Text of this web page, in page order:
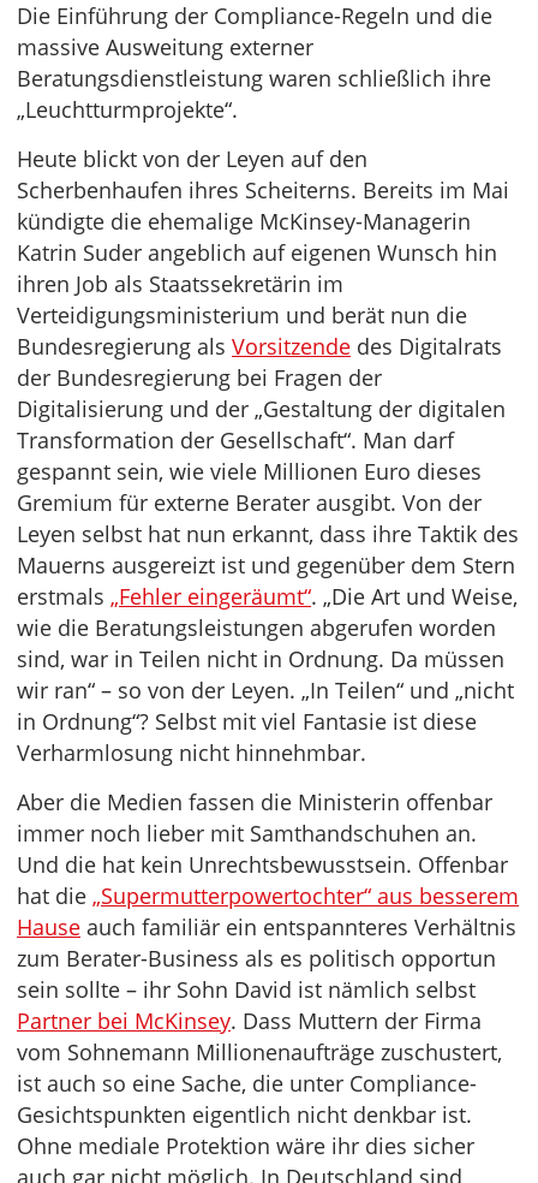
Die Einführung der Compliance-Regeln und die
massive Ausweitung externer
Beratungsdienstleistung waren schließlich ihre
„Leuchtturmprojekte“.
Heute blickt von der Leyen auf den
Scherbenhaufen ihres Scheiterns. Bereits im Mai
kündigte die ehemalige McKinsey-Managerin
Katrin Suder angeblich auf eigenen Wunsch hin
ihren Job als Staatssekretärin im
Verteidigungsministerium und berät nun die
Bundesregierung als Vorsitzende des Digitalrats
der Bundesregierung bei Fragen der
Digitalisierung und der „Gestaltung der digitalen
Transformation der Gesellschaft“. Man darf
gespannt sein, wie viele Millionen Euro dieses
Gremium für externe Berater ausgibt. Von der
Leyen selbst hat nun erkannt, dass ihre Taktik des
Mauerns ausgereizt ist und gegenüber dem Stern
erstmals „Fehler eingeräumt“. „Die Art und Weise,
wie die Beratungsleistungen abgerufen worden
sind, war in Teilen nicht in Ordnung. Da müssen
wir ran“ – so von der Leyen. „In Teilen“ und „nicht
in Ordnung“? Selbst mit viel Fantasie ist diese
Verharmlosung nicht hinnehmbar.
Aber die Medien fassen die Ministerin offenbar
immer noch lieber mit Samthandschuhen an.
Und die hat kein Unrechtsbewusstsein. Offenbar
hat die „Supermutterpowertochter“ aus besserem
Hause auch familiär ein entspannteres Verhältnis
zum Berater-Business als es politisch opportun
sein sollte – ihr Sohn David ist nämlich selbst
Partner bei McKinsey. Dass Muttern der Firma
vom Sohnemann Millionenaufträge zuschustert,
ist auch so eine Sache, die unter Compliance-
Gesichtspunkten eigentlich nicht denkbar ist.
Ohne mediale Protektion wäre ihr dies sicher
auch gar nicht möglich. In Deutschland sind